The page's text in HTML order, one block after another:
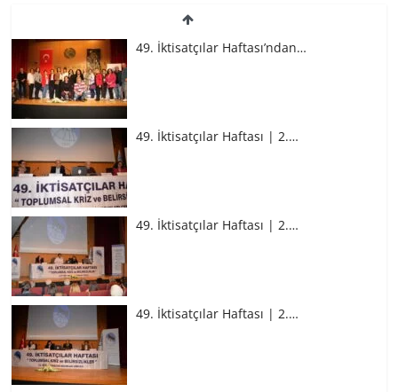
49. İktisatçılar Haftası’ndan…
49. İktisatçılar Haftası | 2.…
49. İktisatçılar Haftası | 2.…
49. İktisatçılar Haftası | 2.…